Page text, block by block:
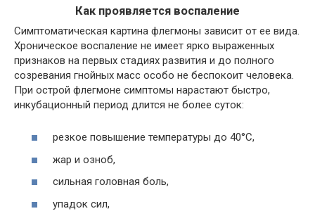
Как проявляется воспаление
Симптоматическая картина флегмоны зависит от ее вида.
Хроническое воспаление не имеет ярко выраженных
признаков на первых стадиях развития и до полного
созревания гнойных масс особо не беспокоит человека.
При острой флегмоне симптомы нарастают быстро,
инкубационный период длится не более суток:
резкое повышение температуры до 40°С,
жар и озноб,
сильная головная боль,
упадок сил,